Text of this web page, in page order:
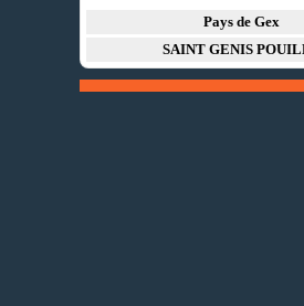
Pays de Gex
SAINT GENIS